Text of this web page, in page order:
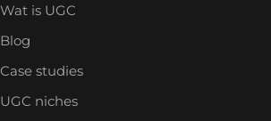
Wat is UGC
Blog
Case studies
UGC niches